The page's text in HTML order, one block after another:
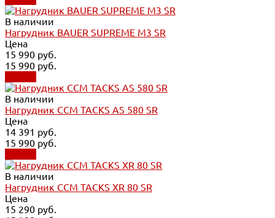
В наличии
Нагрудник BAUER SUPREME M3 SR
Цена
15 990 руб.
15 990 руб.
В наличии
Нагрудник CCM TACKS AS 580 SR
Цена
14 391 руб.
15 990 руб.
В наличии
Нагрудник CCM TACKS XR 80 SR
Цена
15 290 руб.